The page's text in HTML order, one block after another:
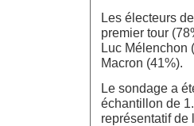
Les électeurs
premier tour
Luc Mélenchon
Macron (41%).
Le sondage a
échantillon de
représentatif de